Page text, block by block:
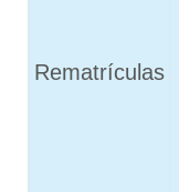
Rematrículas